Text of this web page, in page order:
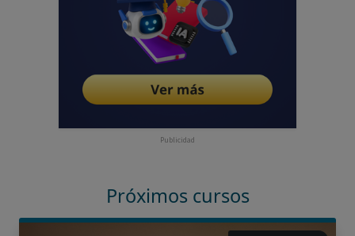
Publicidad
Próximos cursos